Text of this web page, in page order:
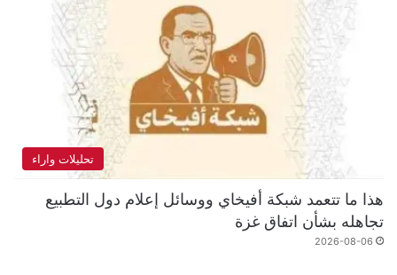
تحليلات واراء
هذا ما تتعمد شبكة أفيخاي ووسائل إعلام دول التطبيع
تجاهله بشأن اتفاق غزة
2026-08-06